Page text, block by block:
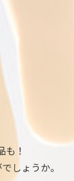
！
しょうか。